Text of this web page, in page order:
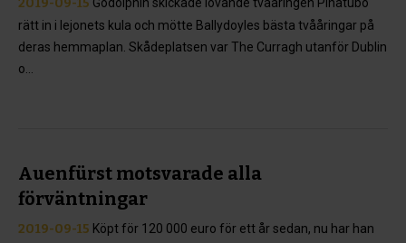
2019-09-15
rätt in i lejonets kula och mötte Ballydoyles bästa tvååringar på
deras hemmaplan. Skådeplatsen var The Curragh utanför Dublin
o...
Auenfürst motsvarade alla
förväntningar
2019-09-15 Köpt för 120 000 euro för ett år sedan, nu har han